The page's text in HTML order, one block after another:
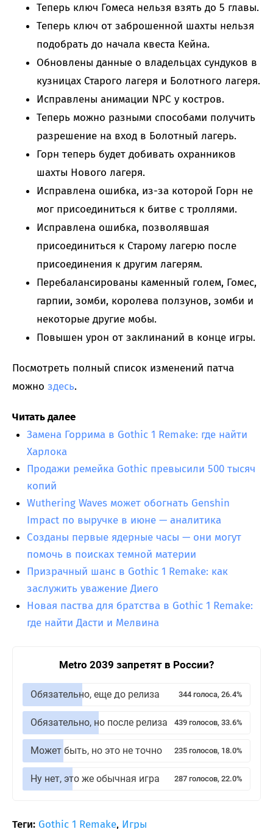
Теперь ключ Гомеса нельзя взять до 5 главы.
Теперь ключ от заброшенной шахты нельзя
подобрать до начала квеста Кейна.
Обновлены данные о владельцах сундуков в
кузницах Старого лагеря и Болотного лагеря.
Исправлены анимации NPC у костров.
Теперь можно разными способами получить
разрешение на вход в Болотный лагерь.
Горн теперь будет добивать охранников
шахты Нового лагеря.
Исправлена ​​ошибка, из-за которой Горн не
мог присоединиться к битве с троллями.
Исправлена ​​ошибка, позволявшая
присоединиться к Старому лагерю после
присоединения к другим лагерям.
Перебалансированы каменный голем, Гомес,
гарпии, зомби, королева ползунов, зомби и
некоторые другие мобы.
Повышен урон от заклинаний в конце игры.
Посмотреть полный список изменений патча
можно здесь.
Читать далее
Замена Горрима в Gothic 1 Remake: где найти
Харлока
Продажи ремейка Gothic превысили 500 тысяч
копий
Wuthering Waves может обогнать Genshin
Impact по выручке в июне — аналитика
Созданы первые ядерные часы — они могут
помочь в поисках темной материи
Призрачный шанс в Gothic 1 Remake: как
заслужить уважение Диего
Новая паства для братства в Gothic 1 Remake:
где найти Дасти и Мелвина
Metro 2039 запретят в России?
Обязательно, еще до релиза 344 голоса, 26.4%
Обязательно, но после релиза 439 голосов, 33.6%
Может быть, но это не точно 235 голосов, 18.0%
Ну нет, это же обычная игра 287 голосов, 22.0%
Теги: Gothic 1 Remake, Игры